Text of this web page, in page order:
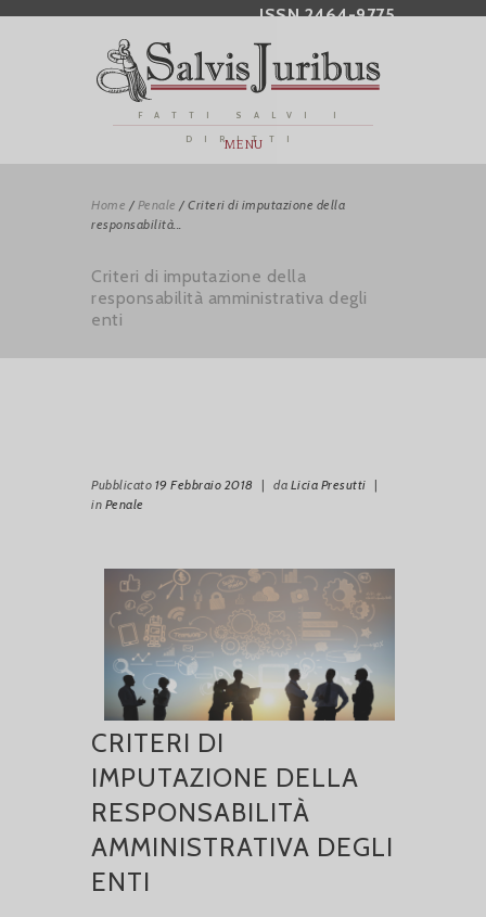
ISSN 2464-9775
FATTI SALVI I
DIRITTI
MENU
Home / Penale / Criteri di imputazione della
responsabilità...
Criteri di imputazione della
responsabilità amministrativa degli
enti
Pubblicato 19 Febbraio 2018 | da Licia Presutti |
in Penale
CRITERI DI
IMPUTAZIONE DELLA
RESPONSABILITÀ
AMMINISTRATIVA DEGLI
ENTI